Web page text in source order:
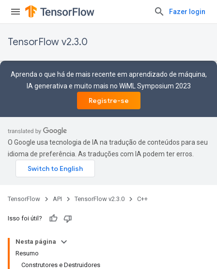
Fazer login
TensorFlow v2.3.0
Aprenda o que há de mais recente em aprendizado de máquina,
IA generativa e muito mais no WiML Symposium 2023
Registre-se
O Google usa tecnologia de IA na tradução de conteúdos para seu
idioma de preferência. As traduções com IA podem ter erros.
TensorFlow API TensorFlow v2.3.0 C++
Isso foi útil?
Nesta página
Resumo
Construtores e Destruidores